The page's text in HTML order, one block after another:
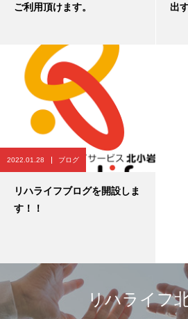
ご利用頂けます。
出
2022.01.28 ブログ
リハライフブログを開設しま
す！！
リハライフ